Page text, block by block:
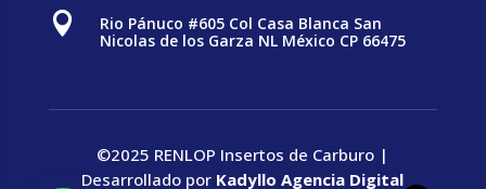

Rio Pánuco #605 Col Casa Blanca San
Nicolas de los Garza NL México CP 66475
©2025 RENLOP Insertos de Carburo |
Desarrollado por Kadyllo Agencia Digital